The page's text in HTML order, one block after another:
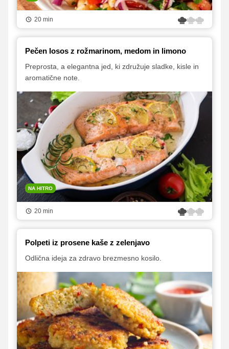
20 min
Pečen losos z rožmarinom, medom in limono
Preprosta, a elegantna jed, ki združuje sladke, kisle in
aromatične note.
NA HITRO
20 min
Polpeti iz prosene kaše z zelenjavo
Odlična ideja za zdravo brezmesno kosilo.